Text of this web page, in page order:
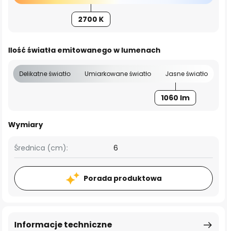
2700 K
Ilość światła emitowanego w lumenach
Delikatne światło Umiarkowane światło Jasne światło
1060 lm
Wymiary
Średnica (cm): 6
Porada produktowa
Informacje techniczne